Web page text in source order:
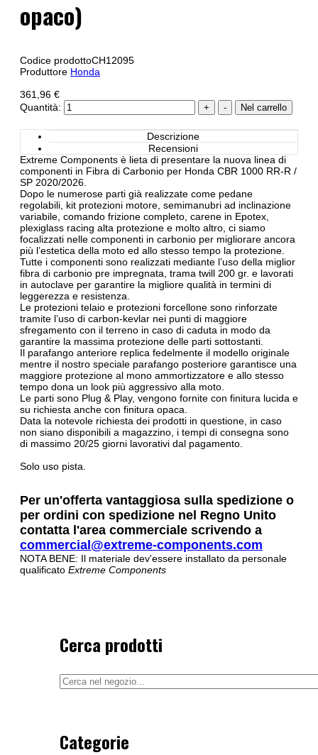
opaco)
Codice prodottoCH12095
Produttore Honda
361,96 €
Quantità:
Descrizione
Recensioni
Extreme Components è lieta di presentare la nuova linea di
componenti in Fibra di Carbonio per Honda CBR 1000 RR-R /
SP 2020/2026.
Dopo le numerose parti già realizzate come pedane
regolabili, kit protezioni motore, semimanubri ad inclinazione
variabile, comando frizione completo, carene in Epotex,
plexiglass racing alta protezione e molto altro, ci siamo
focalizzati nelle componenti in carbonio per migliorare ancora
più l’estetica della moto ed allo stesso tempo la protezione.
Tutte i componenti sono realizzati mediante l’uso della miglior
fibra di carbonio pre impregnata, trama twill 200 gr. e lavorati
in autoclave per garantire la migliore qualità in termini di
leggerezza e resistenza.
Le protezioni telaio e protezioni forcellone sono rinforzate
tramite l’uso di carbon-kevlar nei punti di maggiore
sfregamento con il terreno in caso di caduta in modo da
garantire la massima protezione delle parti sottostanti.
Il parafango anteriore replica fedelmente il modello originale
mentre il nostro speciale parafango posteriore garantisce una
maggiore protezione al mono ammortizzatore e allo stesso
tempo dona un look più aggressivo alla moto.
Le parti sono Plug & Play, vengono fornite con finitura lucida e
su richiesta anche con finitura opaca.
Data la notevole richiesta dei prodotti in questione, in caso
non siano disponibili a magazzino, i tempi di consegna sono
di massimo 20/25 giorni lavorativi dal pagamento.
Solo uso pista.
Per un'offerta vantaggiosa sulla spedizione o
per ordini con spedizione nel Regno Unito
contatta l'area commerciale scrivendo a
commercial@extreme-components.com
NOTA BENE: Il materiale dev'essere installato da personale
qualificato Extreme Components
Cerca prodotti
Categorie